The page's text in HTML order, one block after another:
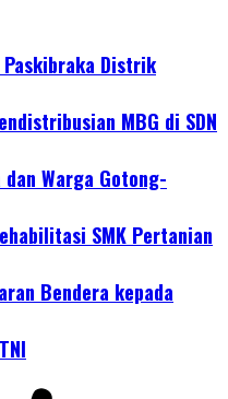
Distrik
MBG di SDN
Warga Gotong-
SMK Pertanian
Bendera kepada